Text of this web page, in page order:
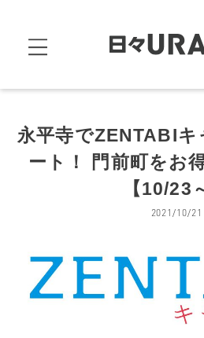
永平寺でZENTABIキ
ート！ 門前町をお
【10/23
2021/10/21